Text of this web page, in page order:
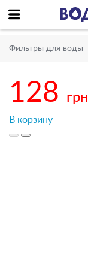
Фильтры для воды
128 грн
В корзину